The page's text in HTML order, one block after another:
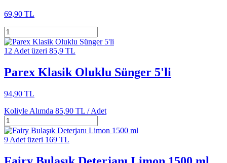
69,90 TL
12 Adet üzeri 85,9 TL
Parex Klasik Oluklu Sünger 5'li
94,90 TL
Koliyle Alımda 85,90 TL /Adet
9 Adet üzeri 169 TL